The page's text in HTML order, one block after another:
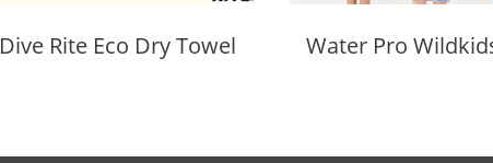
Dive Rite Eco Dry Towel